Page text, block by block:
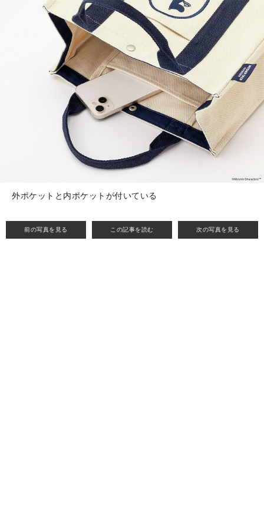
前の写真を見る この記事を読む 次の写真を見る
外ポケットと内ポケットが付いている